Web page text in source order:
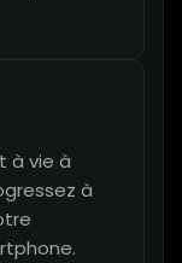
à vie à
à